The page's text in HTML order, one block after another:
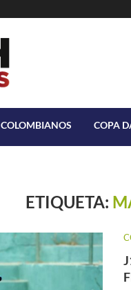
COLOMBIANOS COPA
ETIQUETA: